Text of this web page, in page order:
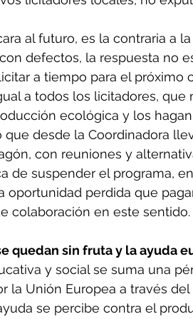
al futuro, es la contraria a
defectos, la respuesta no
a tiempo para el próximo
a todos los licitadores,
ecológica y los
desde la Coordinadora
con reuniones y
de suspender el programa,
oportunidad perdida que
colaboración en este sentido.
quedan sin fruta y la ayuda
y social se suma una
la Unión Europea a través
se percibe contra el